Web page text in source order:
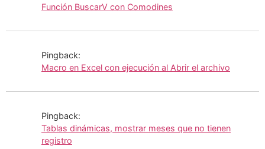
Función BuscarV con Comodines
Pingback:
Macro en Excel con ejecución al Abrir el archivo
Pingback:
Tablas dinámicas, mostrar meses que no tienen
registro